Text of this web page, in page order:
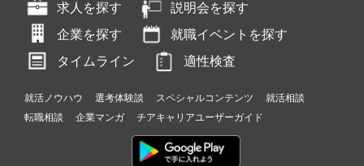
求人を探す
説明会を探す
企業を探す
就職イベントを探す
タイムライン
適性検査
就活ノウハウ 選考体験談 スペシャルコンテンツ
就活相談
転職相談
企業マンガ チアキャリアユーザーガイド